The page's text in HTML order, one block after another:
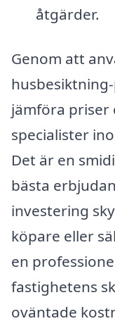
åtgärder.
Genom att
jämföra priser
specialister
Det är en
bästa
investering
köpare eller
en
fastighetens
oväntade